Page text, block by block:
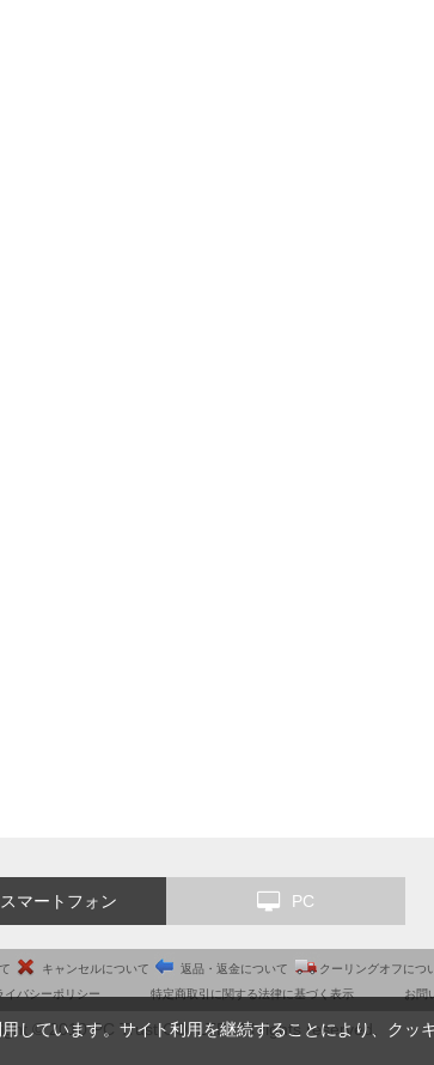
スマートフォン PC
キャンセルについて 返品・返金について クーリングオフにつ
イバシーポリシー 特定商取引に関する法律に基づく表示 お問
© 2010 PC Trust CO.,LTD. All rights reserved.
しています。サイト利用を継続することにより、クッ